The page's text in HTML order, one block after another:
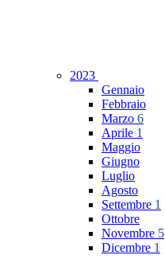
2023
Gennaio
Febbraio
Marzo 6
Aprile 1
Maggio
Giugno
Luglio
Agosto
Settembre 1
Ottobre
Novembre 5
Dicembre 1